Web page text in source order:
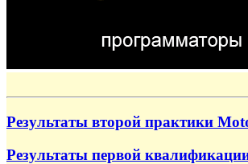
Результаты второй практики
Результаты первой